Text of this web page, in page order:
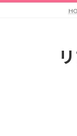
プ
動